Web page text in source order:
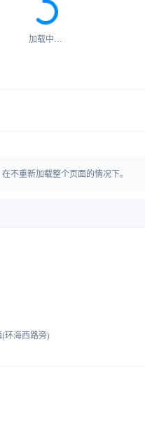
加载中…
不重新加载整个页面的情况下。
环海西路旁)